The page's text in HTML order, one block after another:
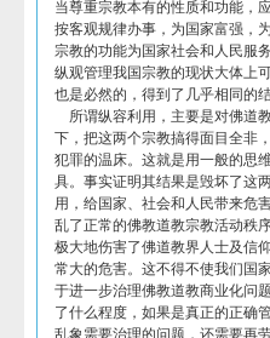
当尊重宗教本有的性质和功能，
按客观规律办事，为国家富强，
宗教的功能为国家社会和人民服
纵观管理我国宗教的现状大体上
也是必然的，得到了几乎相同的
所谓纵容利用，主要是对佛道
下，把这两个宗教搞得面目全非
犯罪的温床。这就是用一般的思
具。事实证明其结果是毁坏了这
用，给国家、社会和人民带来危
乱了正常的佛教道教宗教活动秩
极大地伤害了佛道教界人士及信
常大的危害。这不得不使我们国
于进一步治理佛教道教商业化问
了什么程度，如果是真正的正确
乱象需要治理的问题，还需要再